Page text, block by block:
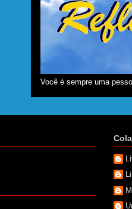
Você é sempre uma